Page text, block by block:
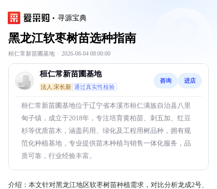
寻源宝典
黑龙江软枣树苗选种指南
桓仁常新苗圃基地 · 2026-08-04 08:00:00
桓仁常新苗圃基地
法人:宋长新 通过真实性核验
咨询 进店
桓仁常新苗圃基地位于辽宁省本溪市桓仁满族自治县八里
甸子镇，成立于2018年，专注培育黄柏苗、刺五加、红豆
杉等优质苗木，涵盖药用、绿化及工程用树品种，拥有规
范化种植基地，专业提供苗木种植与销售一体化服务，品
质可靠，行业经验丰富。
介绍： 本文针对黑龙江地区软枣树苗种植需求，对比分析龙成2号、